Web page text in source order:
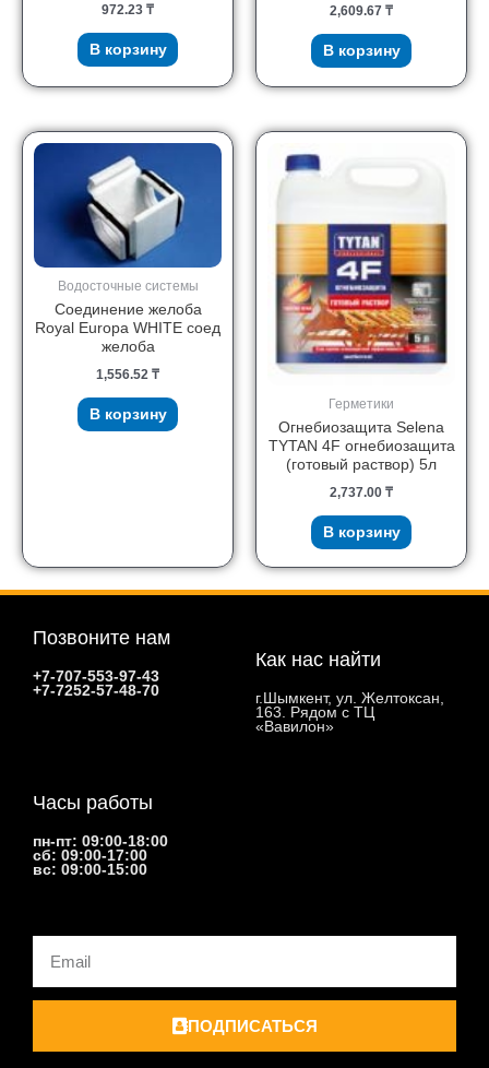
972.23 ₸
В корзину
2,609.67 ₸
В корзину
Водосточные системы
Соединение желоба
Royal Europa WHITE соед
желоба
1,556.52 ₸
В корзину
Герметики
Огнебиозащита Selena
TYTAN 4F огнебиозащита
(готовый раствор) 5л
2,737.00 ₸
В корзину
Позвоните нам
+7-707-553-97-43
+7-7252-57-48-70
Как нас найти
г.Шымкент, ул. Желтоксан,
163. Рядом с ТЦ
«Вавилон»
Часы работы
пн-пт: 09:00-18:00
сб: 09:00-17:00
вс: 09:00-15:00
Email
ПОДПИСАТЬСЯ